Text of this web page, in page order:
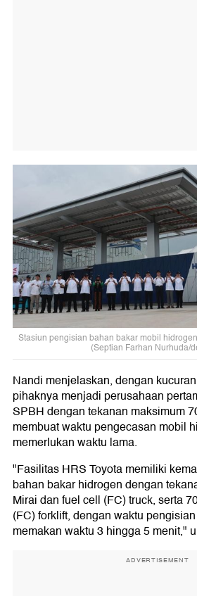
Stasiun pengisian bahan bakar mobil
(Septian Farhan Nurhuda/
Nandi menjelaskan, dengan
pihaknya menjadi perusahaan
SPBH dengan tekanan maksimum
membuat waktu pengecasan mobil
memerlukan waktu lama.
"Fasilitas HRS Toyota memiliki
bahan bakar hidrogen dengan
Mirai dan fuel cell (FC) truck, serta
(FC) forklift, dengan waktu
memakan waktu 3 hingga 5 menit,"
ADVERTISEMENT